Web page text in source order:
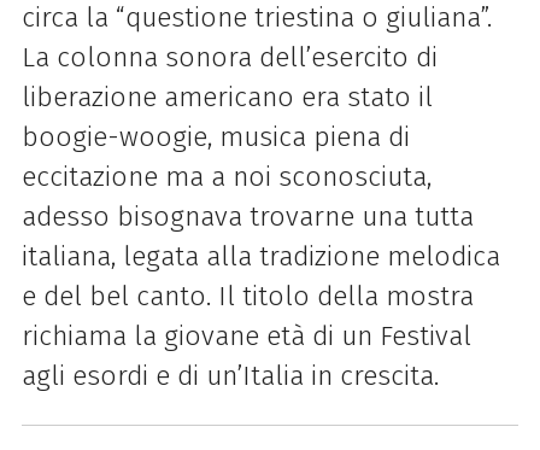
circa la “questione triestina o giuliana”.
La colonna sonora dell’esercito di
liberazione americano era stato il
boogie-woogie, musica piena di
eccitazione ma a noi sconosciuta,
adesso bisognava trovarne una tutta
italiana, legata alla tradizione melodica
e del bel canto. Il titolo della mostra
richiama la giovane età di un Festival
agli esordi e di un’Italia in crescita.